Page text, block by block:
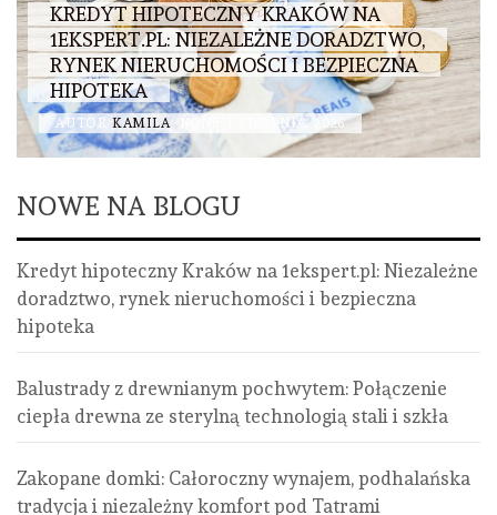
KREDYT HIPOTECZNY KRAKÓW NA
1EKSPERT.PL: NIEZALEŻNE DORADZTWO,
RYNEK NIERUCHOMOŚCI I BEZPIECZNA
HIPOTEKA
AUTOR KAMILA 1 SIERPNIA, 2026
NOWE NA BLOGU
Kredyt hipoteczny Kraków na 1ekspert.pl: Niezależne
doradztwo, rynek nieruchomości i bezpieczna
hipoteka
Balustrady z drewnianym pochwytem: Połączenie
ciepła drewna ze sterylną technologią stali i szkła
Zakopane domki: Całoroczny wynajem, podhalańska
tradycja i niezależny komfort pod Tatrami